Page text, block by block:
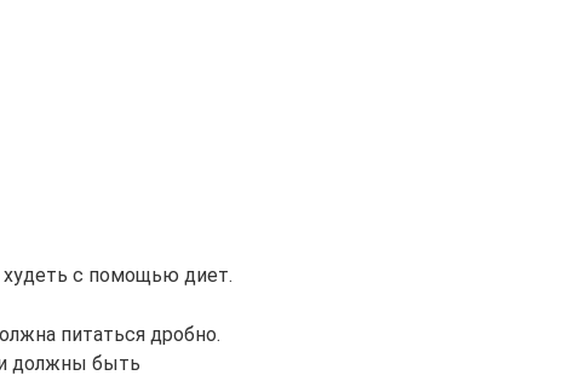
с помощью диет.
питаться дробно.
должны быть